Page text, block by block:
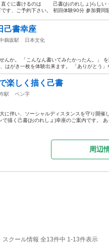
書けるのは 己書(おのれしょ)らしい・
す、ご予約下さい。 初回体験90分 参加費同
己書幸座
鵜坂駅
日本文化
んか。 「こんなん書いてみたかったん。」
はがき一枚を体験出来ます。 「ありがとう」
楽しく描く己書
駅
ペン字
に伴い、ソーシャルディスタンスを守り開催
描く己書(おのれしょ)幸座のご案内です。 あ
周辺
スクール情報 全13件中 1-13件表示